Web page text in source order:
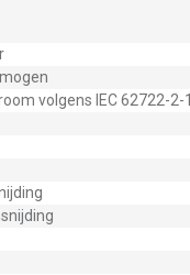
volgens IEC 62722-2-1